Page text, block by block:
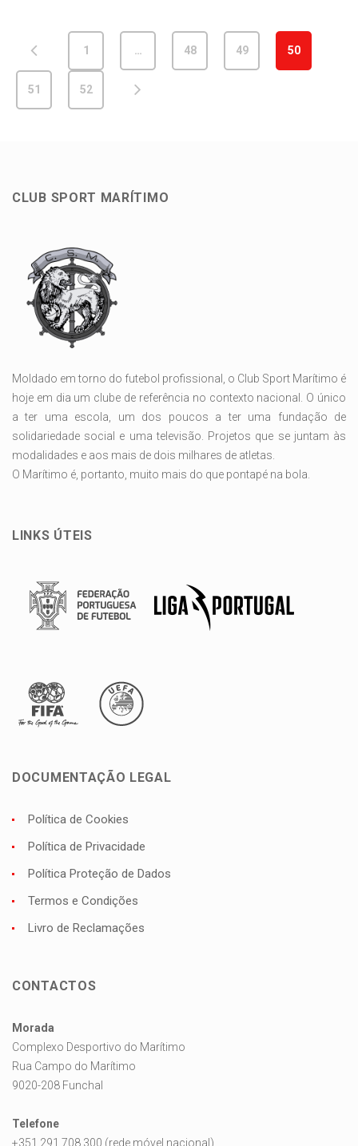
1 … 48 49 50
51 52
CLUB SPORT MARÍTIMO
Moldado em torno do futebol profissional, o Club Sport Marítimo é
hoje em dia um clube de referência no contexto nacional. O único
a ter uma escola, um dos poucos a ter uma fundação de
solidariedade social e uma televisão. Projetos que se juntam às
modalidades e aos mais de dois milhares de atletas.
O Marítimo é, portanto, muito mais do que pontapé na bola.
LINKS ÚTEIS
DOCUMENTAÇÃO LEGAL
Política de Cookies
Política de Privacidade
Política Proteção de Dados
Termos e Condições
Livro de Reclamações
CONTACTOS
Morada
Complexo Desportivo do Marítimo
Rua Campo do Marítimo
9020-208 Funchal
Telefone
+351 291 708 300 (rede móvel nacional)